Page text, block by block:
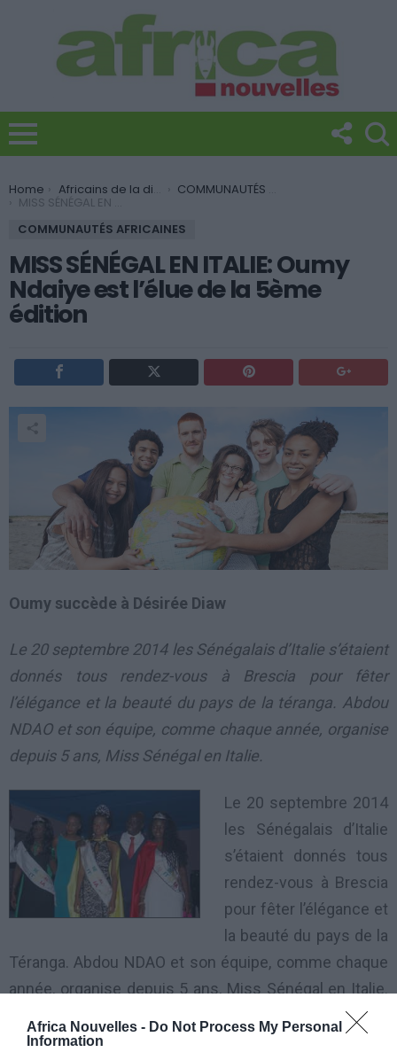
Africa Nouvelles - Do Not Process My Personal
Information
You are here:
Home Africains de la diaspora COMMUNAUTÉS AFRICAINES
MISS SÉNÉGAL EN ITALIE: Oumy Ndaiye est l’élue de la 5ème édition
COMMUNAUTÉS AFRICAINES
MISS SÉNÉGAL EN ITALIE: Oumy
Ndaiye est l’élue de la 5ème
édition
Oumy succède à Désirée Diaw
Le 20 septembre 2014 les Sénégalais d’Italie s’étaient
donnés tous rendez-vous à Brescia pour fêter
l’élégance et la beauté du pays de la téranga. Abdou
NDAO et son équipe, comme chaque année, organise
depuis 5 ans, Miss Sénégal en Italie.
Le 20 septembre 2014
les Sénégalais d’Italie
s’étaient donnés tous
rendez-vous à Brescia
pour fêter l’élégance et
la beauté du pays de la
Téranga. Abdou NDAO et son équipe, comme chaque
année, organise depuis 5 ans, Miss Sénégal en Italie.
Cette année, Xelmi Head-Office a porté la barre très
haute, en choisissant comme Parrain de l’évènement,